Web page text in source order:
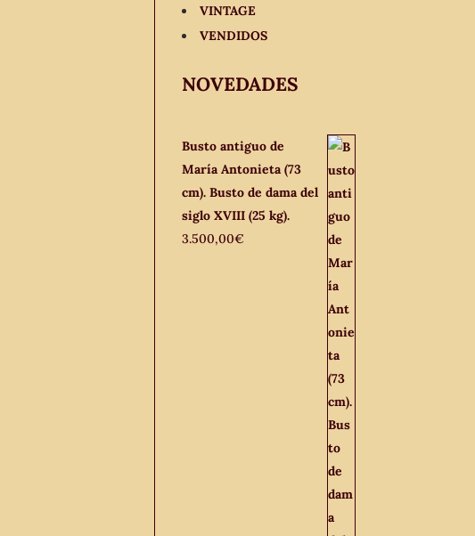
VINTAGE
VENDIDOS
NOVEDADES
Busto antiguo de
María Antonieta (73
cm). Busto de dama del
siglo XVIII (25 kg).
3.500,00€